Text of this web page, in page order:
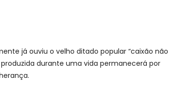
já ouviu o velho ditado popular “caixão não
durante uma vida permanecerá por